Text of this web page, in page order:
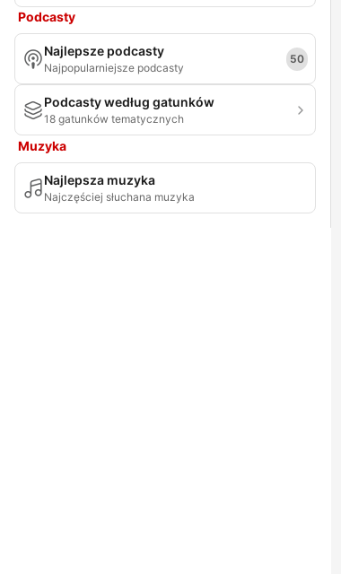
Podcasty
Najlepsze podcasty
Najpopularniejsze podcasty
50
Podcasty według gatunków
18 gatunków tematycznych
Muzyka
Najlepsza muzyka
Najczęściej słuchana muzyka